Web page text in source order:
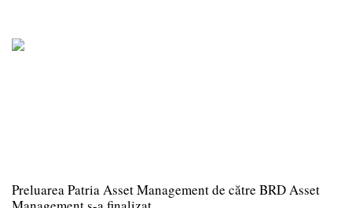
Preluarea Patria Asset Management de către BRD Asset